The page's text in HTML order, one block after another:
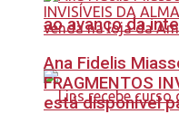
ao avanço da
Ana Fidelis
FRAGMENTOS
está disponível